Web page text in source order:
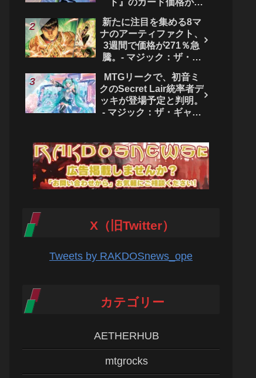
ク：ザ・ギャザリング
新たに注目を集める8マ
ナのアーティファクト、
3週間で価格が271％急
騰。- マジック：ザ・ギ
MTGリークで、初音ミ
クのSecret Lair統率者デ
ッキが登場予定と判明。
- マジック：ザ・ギャザ
X（旧Twitter）
Tweets by RAKDOSnews_ope
カテゴリー
AETHERHUB
mtgrocks